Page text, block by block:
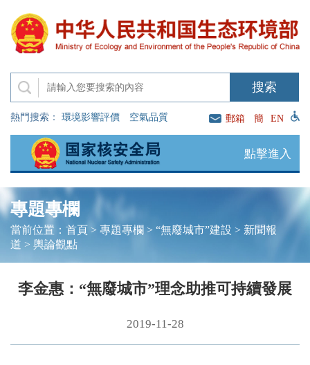
熱門搜索： 環境影響評價 空氣品質 郵箱 簡 EN
點擊進入
專題專欄
當前位置： 首頁> 專題專欄 > “無廢城市”建設 > 新聞報
道 > 輿論觀點
李金惠：“無廢城市”理念助推可持續發展
2019-11-28